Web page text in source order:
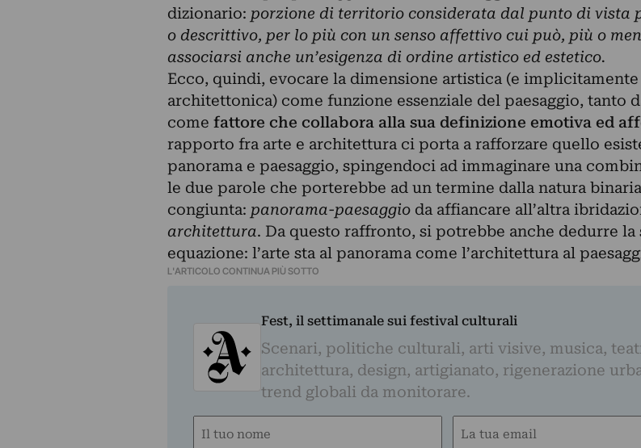
dizionario: porzione di territorio considerata dal punto di vista
o descrittivo, per lo più con un senso affettivo cui può, più o
associarsi anche un’esigenza di ordine artistico ed estetico.
Ecco, quindi, evocare la dimensione artistica (e
architettonica) come funzione essenziale del paesaggio, tanto
come fattore che collabora alla sua definizione emotiva ed
rapporto fra arte e architettura ci porta a rafforzare quello
panorama e paesaggio, spingendoci ad immaginare una
le due parole che porterebbe ad un termine dalla natura
congiunta: panorama-paesaggioda affiancare all’altra
architettura. Da questo raffronto, si potrebbe anche dedurre la
equazione: l’arte sta al panorama come l’architettura al
L'ARTICOLO CONTINUA PIÙ SOTTO
Fest, il settimanale sui festival culturali
Scenari, politiche culturali, arti visive, musica,
architettura, design, artigianato, rigenerazione
trend globali da monitorare.
Nome
Email